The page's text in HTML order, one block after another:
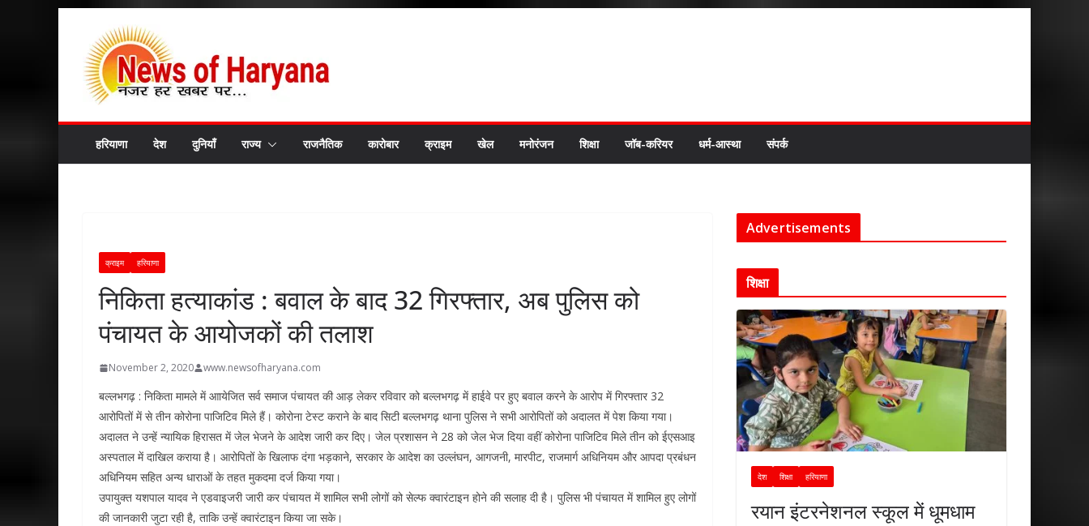
content
हरियाणा देश दुनियाँ राज्य राजनैतिक कारोबार क्राइम खेल मनोरंजन शिक्षा जॉब-करियर धर्म-आस्था संपर्क
क्राइम हरियाणा
निकिता हत्याकांड : बवाल के बाद 32 गिरफ्तार, अब पुलिस को
पंचायत के आयोजकों की तलाश
November 2, 2020 www.newsofharyana.com
बल्लभगढ़ : निकिता मामले में आायेजित सर्व समाज पंचायत की आड़ लेकर रविवार को बल्लभगढ़ में हाईवे पर हुए बवाल करने के आरोप में गिरफ्तार 32
आरोपितों में से तीन कोरोना पाजिटिव मिले हैं। कोरोना टेस्ट कराने के बाद सिटी बल्लभगढ़ थाना पुलिस ने सभी आरोपितों को अदालत में पेश किया गया।
अदालत ने उन्हें न्यायिक हिरासत में जेल भेजने के आदेश जारी कर दिए। जेल प्रशासन ने 28 को जेल भेज दिया वहीं कोरोना पाजिटिव मिले तीन को ईएसआइ
अस्पताल में दाखिल कराया है। आरोपितों के खिलाफ दंगा भड़काने, सरकार के आदेश का उल्लंघन, आगजनी, मारपीट, राजमार्ग अधिनियम और आपदा प्रबंधन
अधिनियम सहित अन्य धाराओं के तहत मुकदमा दर्ज किया गया।
उपायुक्त यशपाल यादव ने एडवाइजरी जारी कर पंचायत में शामिल सभी लोगों को सेल्फ क्वारंटाइन होने की सलाह दी है। पुलिस भी पंचायत में शामिल हुए लोगों
की जानकारी जुटा रही है, ताकि उन्हें क्वारंटाइन किया जा सके।
Advertisements
शिक्षा
देश शिक्षा हरियाणा
रयान इंटरनेशनल स्कूल में धूमधाम